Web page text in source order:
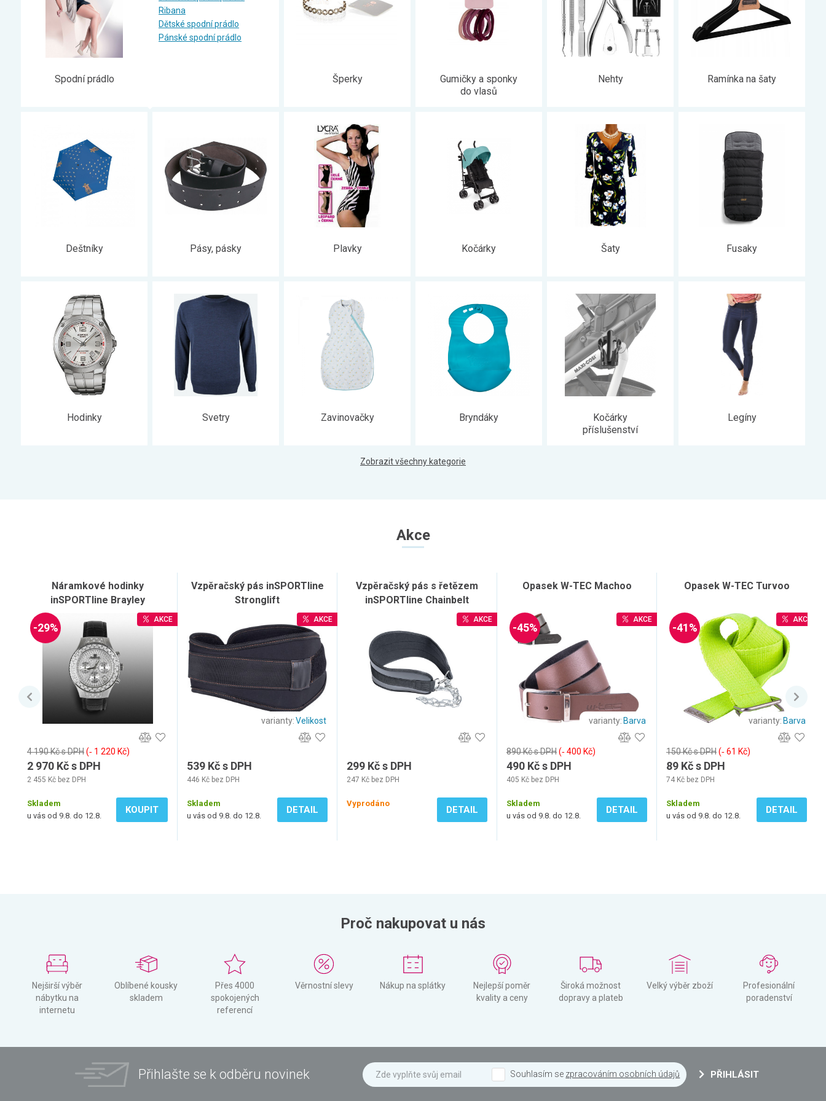
Zahrada
Balkon a terasa
Dekorace
Trampolíny
Sedací vaky
Sport, outdoor
Všechny kategorie
Spodní prádlo
Ribana
Dětské spodní prádlo
Pánské spodní prádlo
Šperky
Gumičky a sponky
do vlasů
Nehty Ramínka na šaty
Deštníky Pásy, pásky Plavky Kočárky Šaty Fusaky
Hodinky Svetry Zavinovačky Bryndáky
Kočárky
příslušenství
Legíny
Zobrazit všechny kategorie
Akce
Náramkové hodinky
inSPORTline Brayley
AKCE
-29%
4 190 Kč s DPH(‐ 1 220 Kč)
2 970 Kč s DPH
2 455 Kč bez DPH
Skladem
u vás od 9.8. do 12.8.
KOUPIT
Vzpěračský pás inSPORTline
Stronglift
AKCE
varianty:Velikost
539 Kč s DPH
446 Kč bez DPH
Skladem
u vás od 9.8. do 12.8.
DETAIL
Vzpěračský pás s řetězem
inSPORTline Chainbelt
AKCE
299 Kč s DPH
247 Kč bez DPH
Vyprodáno
DETAIL
Opasek W-TEC Machoo
AKCE
-45%
varianty: Barva
890 Kč s DPH(‐ 400 Kč)
490 Kč s DPH
405 Kč bez DPH
Skladem
u vás od 9.8. do 12.8.
DETAIL
Opasek W-TEC Turvoo
AKCE
-41%
varianty: Barva
150 Kč s DPH(‐ 61 Kč)
89 Kč s DPH
74 Kč bez DPH
Skladem
u vás od 9.8. do 12.8.
DETAIL
Proč nakupovat u nás
Nejširší výběr
nábytku na
internetu
Oblíbené kousky
skladem
Přes 4000
spokojených
referencí
Věrnostní slevy Nákup na splátky
Nejlepší poměr
kvality a ceny
Široká možnost
dopravy a plateb
Velký výběr zboží
Profesionální
poradenství
Přihlašte se k odběru novinek Souhlasím se zpracováním osobních údajů PŘIHLÁSIT